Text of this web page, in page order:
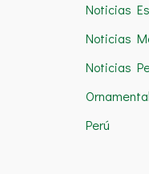
Noticias
Noticias
Noticias
Perú